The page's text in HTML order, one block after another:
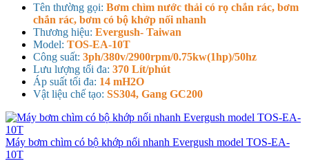
Tên thường gọi: Bơm chìm nước thải có rọ chắn rác, bơm
chắn rác, bơm có bộ khớp nối nhanh
Thương hiệu: Evergush- Taiwan
Model: TOS-EA-10T
Công suất: 3ph/380v/2900rpm/0.75kw(1hp)/50hz
Lưu lượng tối đa: 370 Lít/phút
Áp suất tối đa: 14 mH2O
Vật liệu chế tạo: SS304, Gang GC200
Máy bơm chìm có bộ khớp nối nhanh Evergush model TOS-EA-
10T